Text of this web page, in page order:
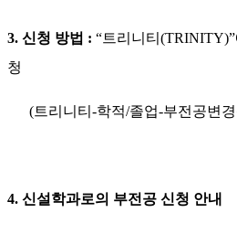
3. 신청 방법 : “트리니티
청
(트리니티-학적/졸업-부전공변
4. 신설학과로의 부전공 신청 안내